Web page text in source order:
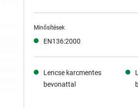
Minősítések
EN136:2000
Lencse karcmentes
bevonattal